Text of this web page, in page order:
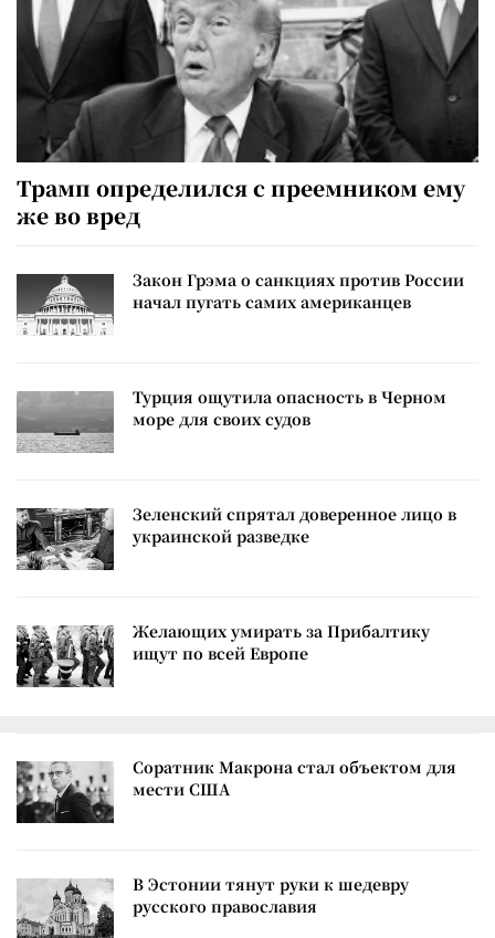
Трамп определился с преемником ему
же во вред
Закон Грэма о санкциях против России
начал пугать самих американцев
Турция ощутила опасность в Черном
море для своих судов
Зеленский спрятал доверенное лицо в
украинской разведке
Желающих умирать за Прибалтику
ищут по всей Европе
Соратник Макрона стал объектом для
мести США
В Эстонии тянут руки к шедевру
русского православия